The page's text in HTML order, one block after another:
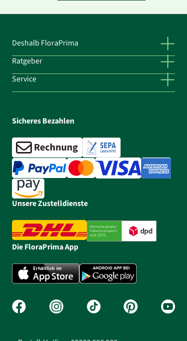
Deshalb FloraPrima
Ratgeber
Service
Sicheres Bezahlen
Unsere Zustelldienste
Die FloraPrima App